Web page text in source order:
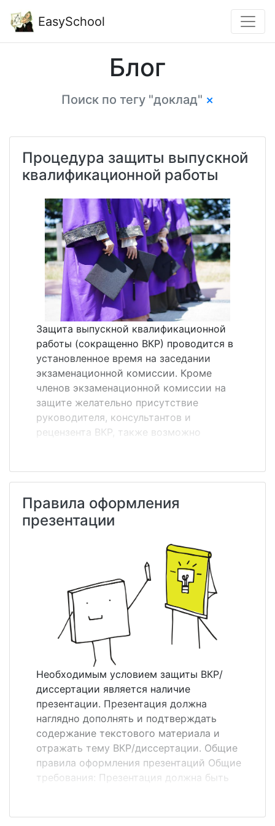
EasySchool
Блог
Поиск по тегу "доклад" ×
Процедура защиты выпускной
квалификационной работы
Защита выпускной квалификационной
работы (сокращенно ВКР) проводится в
установленное время на заседании
экзаменационной комиссии. Кроме
членов экзаменационной комиссии на
защите желательно присутствие
руководителя, консультантов и
рецензента ВКР, также возможно
даёт краткую информацию по личному
делу студента. 2. Защита начинается с
Продолжительность доклада зависит от
уровня образовательной
профессиональной программы,
завершающим этапом которой является
ВКР. На доклад по ВКР бакалавра
отводится 8-10 минут. Во вступительной
части доклада необходимо очень четко
сформулировать цель, поставленные
задачи ВКР и обосновать актуальность
избранной темы, кратко осветить
состояние вопроса (20 % отведенного
времени). В основной части доклада
нужно кратко рассмотреть ...
Правила оформления
презентации
Необходимым условием защиты ВКР/
диссертации является наличие
презентации. Презентация должна
наглядно дополнять и подтверждать
содержание текстового материала и
отражать тему ВКР/диссертации. Общие
правила оформления презентаций Общие
требования: Презентация должна быть